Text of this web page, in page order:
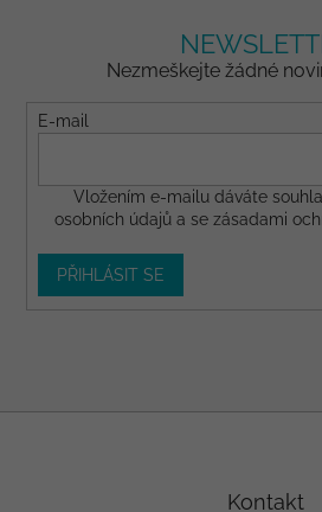
Nezmeškejte žádné
E-mail
Vložením e-mailu dáváte
osobních údajů a se zásadami
PŘIHLÁSIT SE
Kontakt